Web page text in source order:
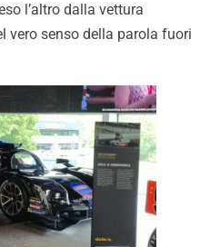
l’altro dalla vettura
vero senso della parola fuori